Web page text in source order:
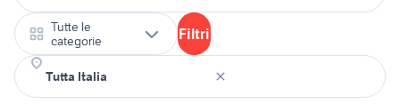
Tutte le
categorie
Filtri